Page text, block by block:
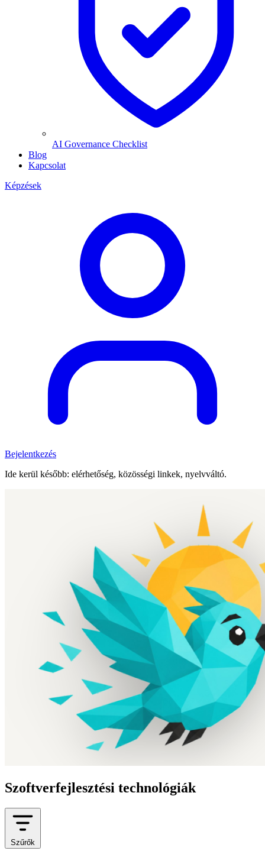
AI Governance Checklist
Blog
Kapcsolat
Képzések
Bejelentkezés
Ide kerül később: elérhetőség, közösségi linkek, nyelvváltó.
Szoftverfejlesztési technológiák
Szűrők